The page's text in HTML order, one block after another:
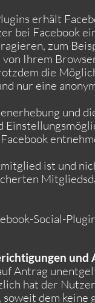
erhält
bei Facebook
zum
Ihrem
die
nur eine
und
ist und
Social-
und
Antrag
hat der
soweit dem